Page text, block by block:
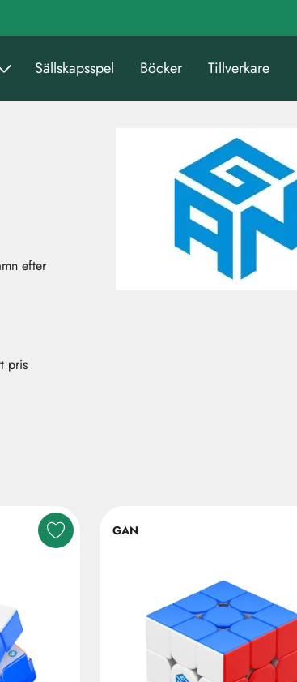
Sällskapsspel Böcker Tillverkare
efter
pris
GAN